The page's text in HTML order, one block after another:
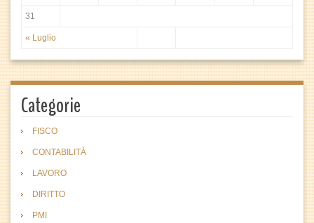
« Luglio
31
Categorie
FISCO
CONTABILITÀ
LAVORO
DIRITTO
PMI